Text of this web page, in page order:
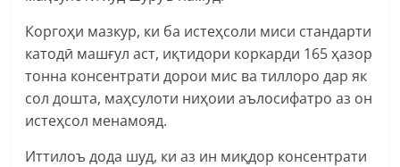
Коргоҳи мазкур, ки ба истеҳсоли миси стандарти
катодӣ машғул аст, иқтидори коркарди 165 ҳазор
тонна консентрати дорои мис ва тиллоро дар як
сол дошта, маҳсулоти ниҳоии аълосифатро аз он
истеҳсол менамояд.
Иттилоъ дода шуд, ки аз ин миқдор консентрати